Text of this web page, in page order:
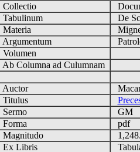
Collectio
Tabulinum
De
Materia
Argumentum
Volumen
Ab Columna ad Culumnam
Auctor
Titulus
Sermo
GM
Forma
pdf
Magnitudo
Ex Libris